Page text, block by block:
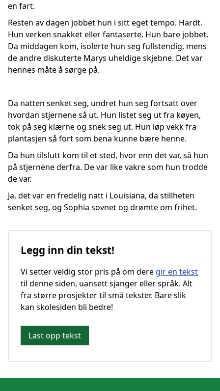
en fart.
Resten av dagen jobbet hun i sitt eget tempo. Hardt.
Hun verken snakket eller fantaserte. Hun bare jobbet.
Da middagen kom, isolerte hun seg fullstendig, mens
de andre diskuterte Marys uheldige skjebne. Det var
hennes måte å sørge på.
Da natten senket seg, undret hun seg fortsatt over
hvordan stjernene så ut. Hun listet seg ut fra køyen,
tok på seg klærne og snek seg ut. Hun løp vekk fra
plantasjen så fort som bena kunne bære henne.
Da hun tilslutt kom til et sted, hvor enn det var, så hun
på stjernene derfra. De var like vakre som hun trodde
de var.
Ja, det var en fredelig natt i Louisiana, da stillheten
senket seg, og Sophia sovnet og drømte om frihet.
Legg inn din tekst!
Vi setter veldig stor pris på om dere gir en tekst
til denne siden, uansett sjanger eller språk. Alt
fra større prosjekter til små tekster. Bare slik
kan skolesiden bli bedre!
Last opp tekst